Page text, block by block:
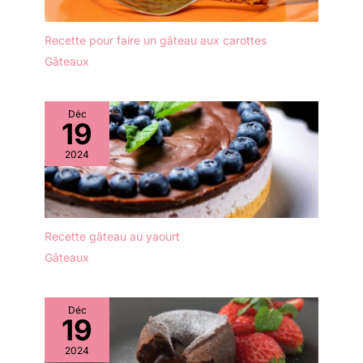
marron exquis des cils -
moderne - Joli vernis
une harmonie douce
unique. Artisanat
intemporel et excellente
décoration : cette série
combine un motif délicat
peint à la main, une
finition exceptionnelle et
une variété de teintes
à votre table non
seulement un accroche-
regard absolu, mais
aussi une atmosphère
Recette pour faire un gâteau aux carottes
Gâteaux
Déc
19
2024
Recette gâteau au yaourt
Gâteaux
Déc
19
2024